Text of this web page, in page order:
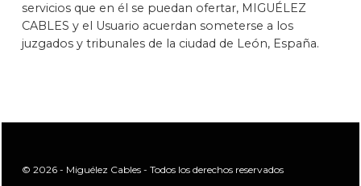
servicios que en él se puedan ofertar, MIGUÉLEZ
CABLES y el Usuario acuerdan someterse a los
juzgados y tribunales de la ciudad de León, España.
© 2026 - Miguélez Cables - Todos los derechos reservados